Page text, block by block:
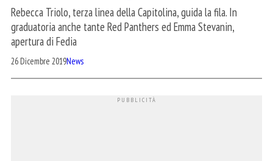
Rebecca Triolo, terza linea della Capitolina, guida la fila. In
graduatoria anche tante Red Panthers ed Emma Stevanin,
apertura di Fedia
26 Dicembre 2019News